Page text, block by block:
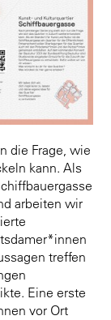
die Frage, wie
kann. Als
arbeiten wir
treffen
Eine erste
vor Ort